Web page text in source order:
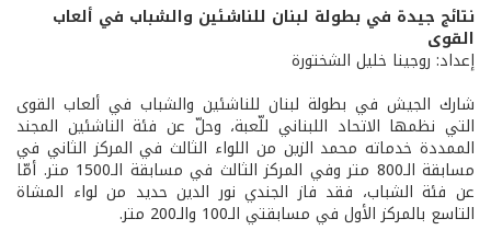
نتائج جيدة في بطولة لبنان للناشئين والشباب في ألعاب
القوى
إعداد: روجينا خليل الشختورة
شارك الجيش في بطولة لبنان للناشئين والشباب في ألعاب القوى
التي نظمها الاتحاد اللبناني للّعبة، وحلّ عن فئة الناشئين المجند
الممددة خدماته محمد الزين من اللواء الثالث في المركز الثاني في
مسابقة الـ800 متر وفي المركز الثالث في مسابقة الـ1500 متر. أمّا
عن فئة الشباب، فقد فاز الجندي نور الدين حديد من لواء المشاة
التاسع بالمركز الأول في مسابقتي الـ100 والـ200 متر.